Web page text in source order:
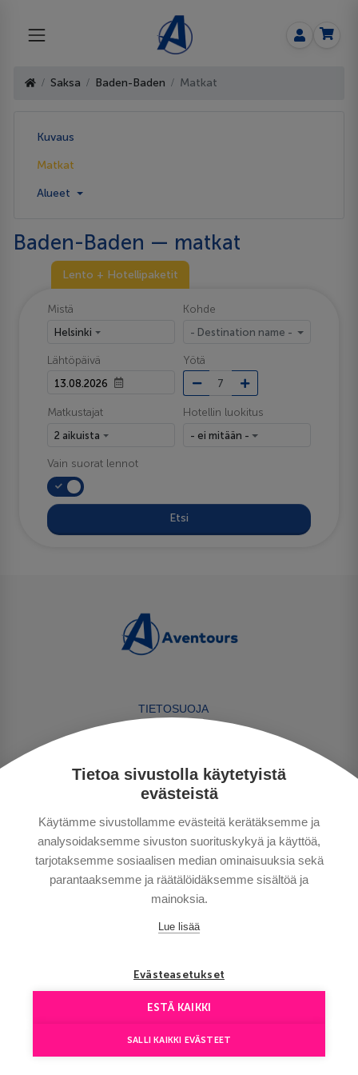
Tietoa sivustolla käytetyistä
evästeistä
Käytämme sivustollamme evästeitä kerätäksemme ja
analysoidaksemme sivuston suorituskykyä ja käyttöä,
tarjotaksemme sosiaalisen median ominaisuuksia sekä
parantaaksemme ja räätälöidäksemme sisältöä ja
mainoksia.
Lue lisää
Evästeasetukset
ESTÄ KAIKKI
SALLI KAIKKI EVÄSTEET
Saksa Baden-Baden Matkat
Kuvaus
Matkat
Alueet
Baden-Baden — matkat
Lento + Hotellipaketit
Mistä
Helsinki
Kohde
- Destination name -
Lähtöpäivä Yötä
Matkustajat
2 aikuista
Hotellin luokitus
- ei mitään -
Vain suorat lennot
Etsi
TIETOSUOJA
HYVÄ TIETÄÄ